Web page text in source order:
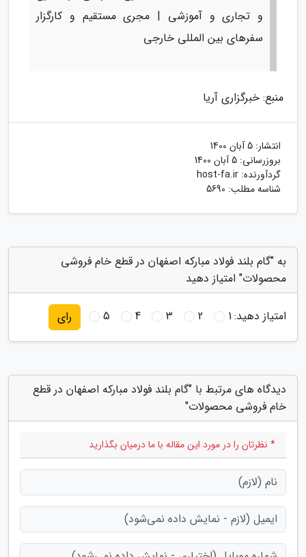
و تجاری و آموزشی | مجری مستقیم و کارگزار
سفرهای بین المللی خارجی
منبع: خبرگزاری آریا
انتشار: 5 آبان 1400
بروزرسانی: 5 آبان 1400
گردآورنده: host-fa.ir
شناسه مطلب: 5690
به "گام بلند فولاد مبارکه اصفهان در قطع خام فروشی
محصولات" امتیاز دهید
امتیاز دهید:1
2
3
4
5 رای
دیدگاه های مرتبط با "گام بلند فولاد مبارکه اصفهان در قطع
خام فروشی محصولات"
* نظرتان را در مورد این مقاله با ما درمیان بگذارید